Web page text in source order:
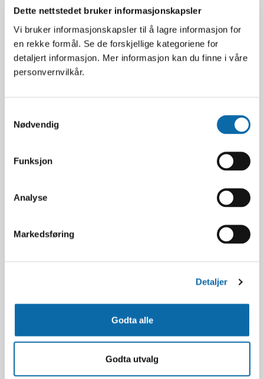
Dette nettstedet bruker informasjonskapsler
Vi bruker informasjonskapsler til å lagre informasjon for
en rekke formål. Se de forskjellige kategoriene for
detaljert informasjon. Mer informasjon kan du finne i våre
personvernvilkår.
Nødvendig
Funksjon
Analyse
Markedsføring
Detaljer
Godta alle
Godta utvalg
Kassa
9 mm gulv og 5 mm sider Hardox® 500 TUF
Planhøyde 124 cm
Kraftig og solid firkantramme med midtmontert
singel tippsylinder, 65° tippvinkel
Understell
120×120 mm, 13 tonn aksel, High-speed aksler, 136
Sandblåst og lakkert med spesial 2-komponent
lakk
Drag